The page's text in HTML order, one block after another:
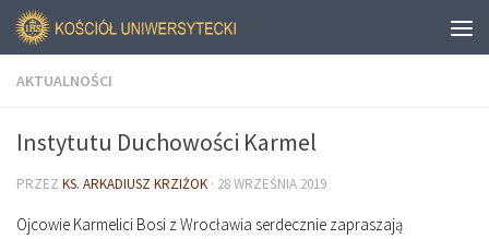
AKTUALNOŚCI
Instytutu Duchowości Karmel
PRZEZ KS. ARKADIUSZ KRZIŻOK · 28 WRZEŚNIA 2019
Ojcowie Karmelici Bosi z Wrocławia serdecznie zapraszają